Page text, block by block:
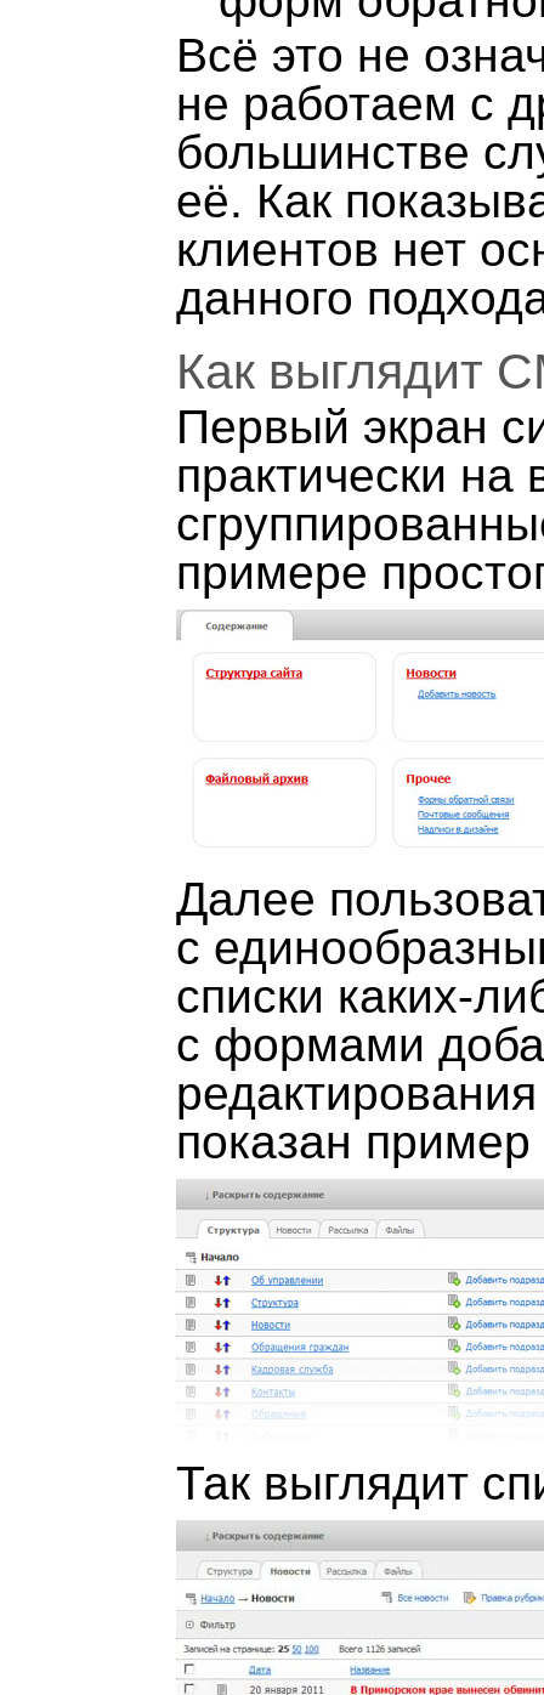
Всё это не
не работаем с
большинстве
её. Как
клиентов нет
данного
Как выглядит
Первый экран
практически на
примере
Далее
с
списки каких-
с формами
показан
Так выглядит